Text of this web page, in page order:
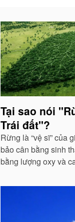
Tại sao nói
Trái đất"?
Rừng là “vệ sĩ” của
bảo cân bằng sinh
bằng lượng oxy và
giảm nhẹ ảnh
gây nên ô nhiễm,